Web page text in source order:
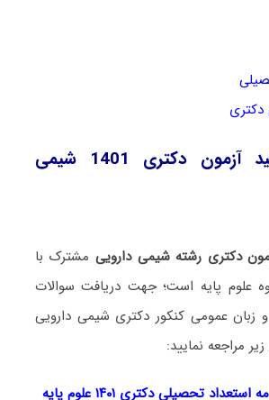
دکتری
سوالات و کلید آزمون دکتری 1401 شیمی
دکتری رشته شیمی دارویی مشترک با
علوم پایه است؛ جهت دریافت سوالات
زبان عمومی کنکور دکتری شیمی دارویی
استعداد تحصیلی دکتری ۱۴۰۱ علوم پایه